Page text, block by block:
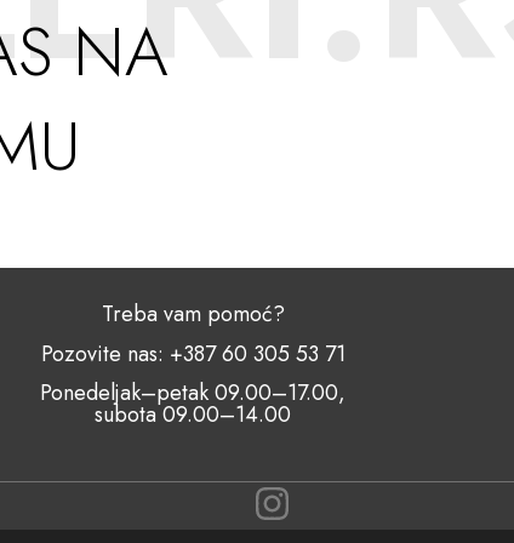
NA
Treba vam pomoć?
Pozovite nas: +387 60 305 53 71
Ponedeljak–petak 09.00–17.00,
subota 09.00–14.00